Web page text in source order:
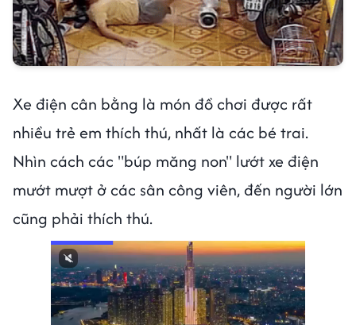
Xe điện cân bằng là món đồ chơi được rất
nhiều trẻ em thích thú, nhất là các bé trai.
Nhìn cách các "búp măng non" lướt xe điện
mướt mượt ở các sân công viên, đến người lớn
cũng phải thích thú.